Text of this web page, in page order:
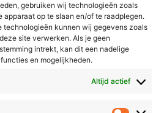
gebruiken wij technologieën zoals
apparaat op te slaan en/of te raadplegen.
technologieën kunnen wij gegevens zoals
site verwerken. Als je geen
intrekt, kan dit een nadelige
en mogelijkheden.
Altijd actief